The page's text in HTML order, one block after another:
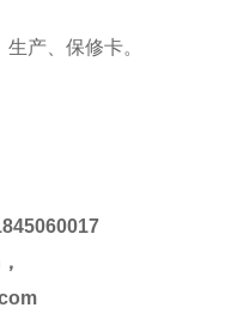
产、保修卡。